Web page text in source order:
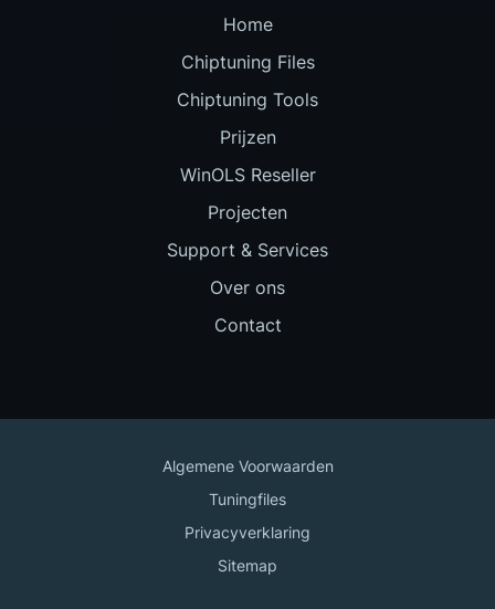
Home
Chiptuning Files
Chiptuning Tools
Prijzen
WinOLS Reseller
Projecten
Support & Services
Over ons
Contact
Algemene Voorwaarden
Tuningfiles
Privacyverklaring
Sitemap